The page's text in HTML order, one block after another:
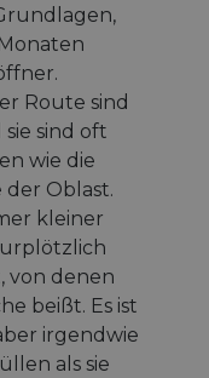
Route sind
sind oft
wie die
Oblast.
kleiner
von denen
beißt. Es ist
irgendwie
als sie